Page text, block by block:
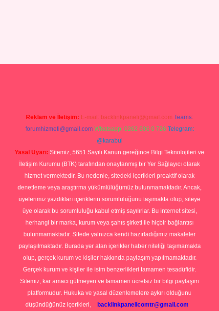
Reklam ve İletişim: E-mail: backlinkpaneli@gmail.com Teams:
forumhizmeti@gmail.com Whatsapp: 0262 606 0 726 Telegram:
@karabul
Yasal Uyarı: Sitemiz, 5651 Sayılı Kanun gereğince Bilgi Teknolojileri ve
İletişim Kurumu (BTK) tarafından onaylanmış bir Yer Sağlayıcı olarak
hizmet vermektedir. Bu nedenle, sitedeki içerikleri proaktif olarak
denetleme veya araştırma yükümlülüğümüz bulunmamaktadır. Ancak,
üyelerimiz yazdıkları içeriklerin sorumluluğunu taşımakta olup, siteye
üye olarak bu sorumluluğu kabul etmiş sayılırlar. Bu internet sitesi,
herhangi bir marka, kurum veya şahıs şirketi ile hiçbir bağlantısı
bulunmamaktadır. Sitede yalnızca kendi hazırladığımız makaleler
paylaşılmaktadır. Burada yer alan içerikler haber niteliği taşımamakta
olup, gerçek kurum ve kişiler hakkında paylaşım yapılmamaktadır.
Gerçek kurum ve kişiler ile isim benzerlikleri tamamen tesadüfidir.
Sitemiz, kar amacı gütmeyen ve tamamen ücretsiz bir bilgi paylaşım
platformudur. Hukuka ve yasal düzenlemelere aykırı olduğunu
düşündüğünüz içerikleri,
backlinkpanelicomtr@gmail.com